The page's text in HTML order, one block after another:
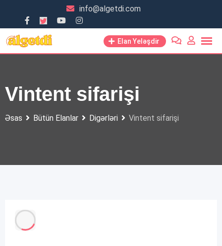
content
info@algetdi.com
Elan Yeləşdir
Vintent sifarişi
Əsas Bütün Elanlar Digərləri Vintent sifarişi